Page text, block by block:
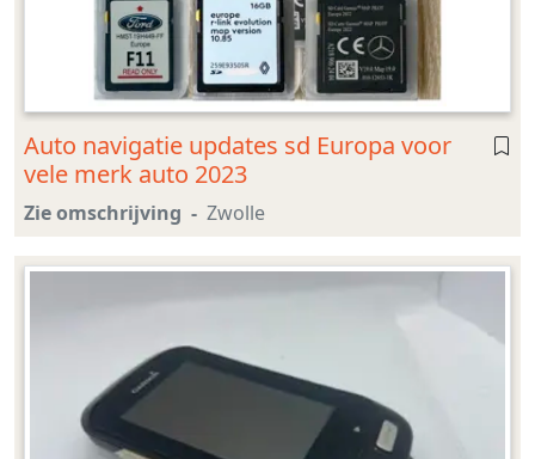
Auto navigatie updates sd Europa voor
vele merk auto 2023
Zie omschrijving Zwolle